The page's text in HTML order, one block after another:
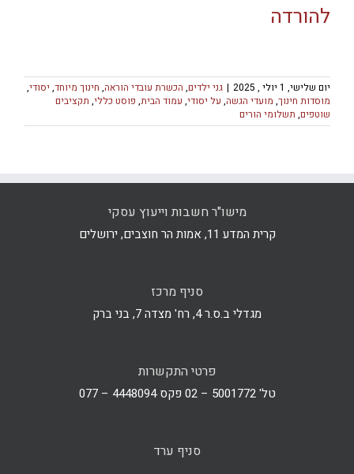
להורדה
יום שלישי, 1 יולי , 2025 | גני ילדים, הכשרת עובדי הוראה, חינוך מיוחד, יסודי,
מוסדות חינוך, מועדי הגשה, על יסודי, עמוד הבית, פוסט כללי, תקציבים
שוטפים, תשלומי הורים
מישו"ר חשבות וייעוץ עסקי
קרית המדע 11, אמות הר חוצבים, ירושלים
סניף מרכז
מגדלי ב.ס.ר 4, רח' מצדה 7, בני ברק
פרטי התקשרות
טל' 5001772 – 02 פקס 4448094 – 077
סניף ערד